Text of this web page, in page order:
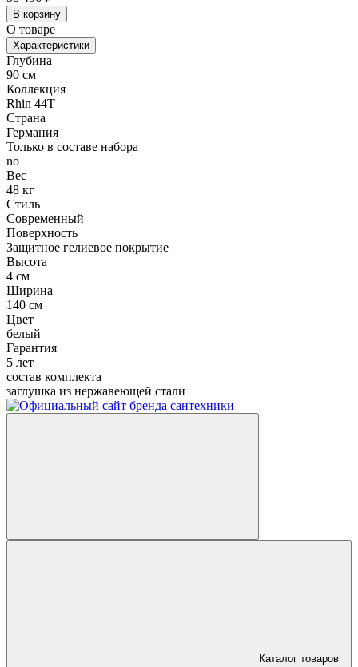
В корзину
О товаре
Характеристики
Глубина
90 см
Коллекция
Rhin 44T
Страна
Германия
Только в составе набора
no
Вес
48 кг
Стиль
Современный
Поверхность
Защитное гелиевое покрытие
Высота
4 см
Ширина
140 см
Цвет
белый
Гарантия
5 лет
состав комплекта
заглушка из нержавеющей стали
Каталог товаров